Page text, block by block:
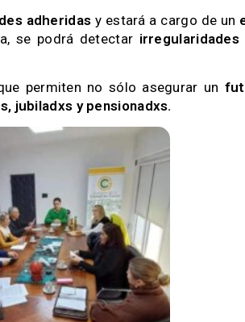
adheridas y estará a cargo de un
se podrá detectar
permiten no sólo asegurar un
jubiladxs y pensionadxs.